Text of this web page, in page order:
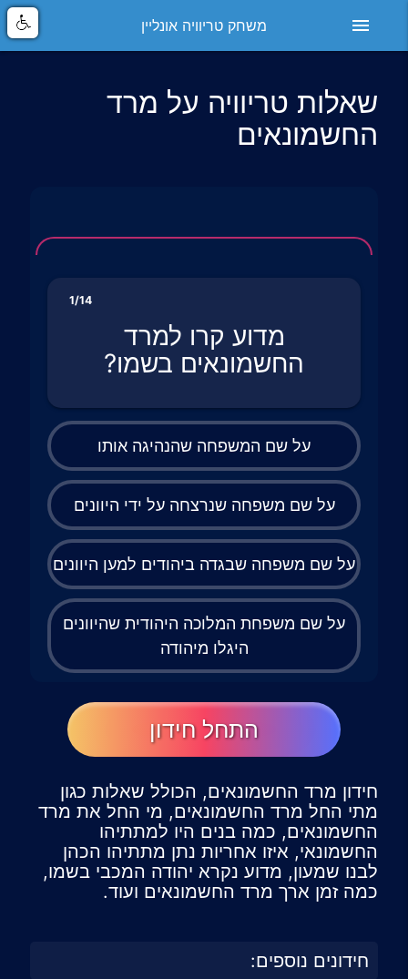
menu משחק טריוויה אונליין
שאלות טריוויה על מרד
החשמונאים
1/14
מדוע קרו למרד
החשמונאים בשמו?
על שם המשפחה שהנהיגה אותו
על שם משפחה שנרצחה על ידי היוונים
על שם משפחה שבגדה ביהודים למען היוונים
על שם משפחת המלוכה היהודית שהיוונים
היגלו מיהודה
התחל חידון
חידון מרד החשמונאים, הכולל שאלות כגון
מתי החל מרד החשמונאים, מי החל את מרד
החשמונאים, כמה בנים היו למתתיהו
החשמונאי, איזו אחריות נתן מתתיהו הכהן
לבנו שמעון, מדוע נקרא יהודה המכבי בשמו,
כמה זמן ארך מרד החשמונאים ועוד.
חידונים נוספים: